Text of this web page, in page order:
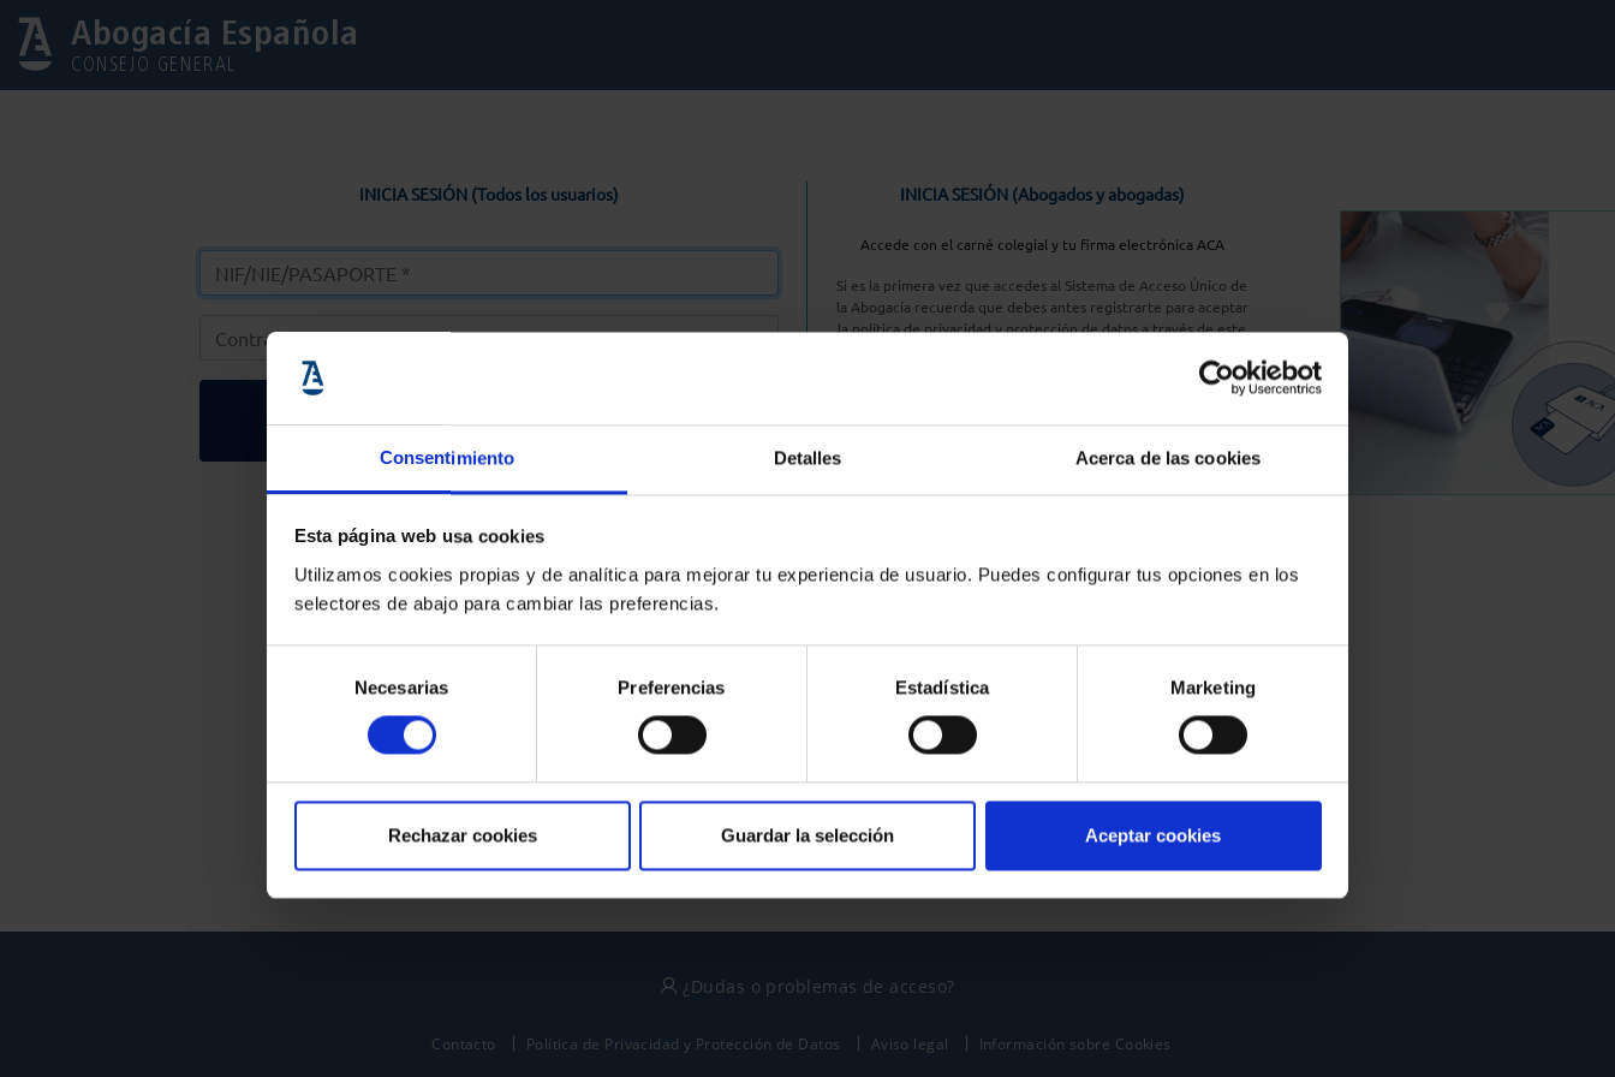
Consentimiento Detalles Acerca de las cookies
Esta página web usa cookies
Utilizamos cookies propias y de analítica para mejorar tu experiencia de usuario. Puedes configurar tus opciones en los
selectores de abajo para cambiar las preferencias.
consentimiento
Necesarias Preferencias Estadística Marketing
Rechazar cookies Guardar la selección Aceptar cookies
Abogacía Española
CONSEJO GENERAL
INICIA SESIÓN (Todos los usuarios)
Entrar
Solicitar Contraseña
INICIA SESIÓN (Abogados y abogadas)
Accede con el carné colegial y tu firma electrónica ACA
Si es la primera vez que accedes al Sistema de Acceso Único de
la Abogacía recuerda que debes antes registrarte para aceptar
la política de privacidad y protección de datos a través de este
Entrar con ACA Plus
¿No tienes cuenta?
política de privacidad
y términos del servicio
¿Dudas o problemas de acceso?
Contacto Política de Privacidad y Protección de Datos Aviso legal Información sobre Cookies